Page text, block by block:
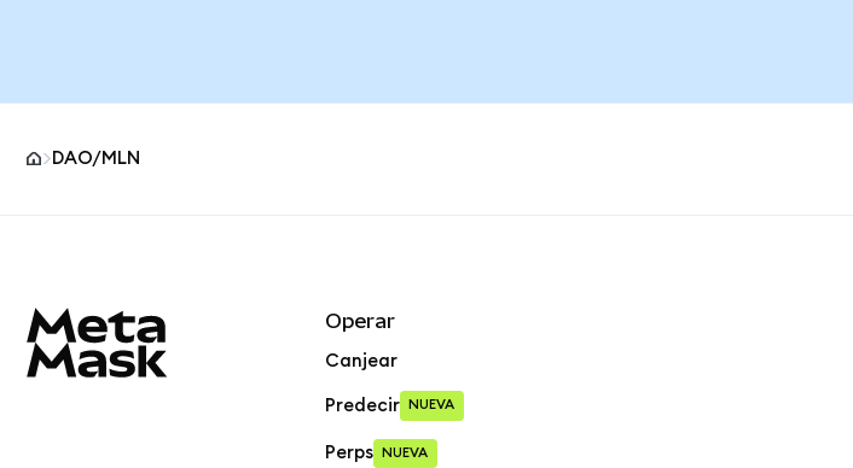
DAO/MLN
Operar
Canjear
Predecir NUEVA
Perps NUEVA